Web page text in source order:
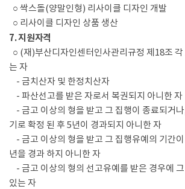
○ 싹스돌(양말인형) 리사이클 디자인 개발
○ 리사이클 디자인 상품 생산
7. 지원자격
○ (재)부산디자인센터인사관리규정 제18조
는 자
- 금치산자 및 한정치산자
- 파산선고를 받은 자로서 복권되지 아니한 자
- 금고 이상의 형을 받고 그 집행이 종료되거
기로 확정 된 후 5년이 경과되지 아니한 자
- 금고 이상의 형을 받고 그 집행유예의 기간
년을 경과 하지 아니한 자
- 금고 이상의 형의 선고유예를 받은 경우에 그
있는 자